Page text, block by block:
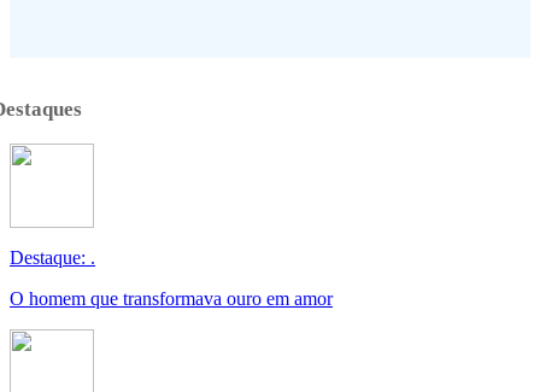
Destaque: .
O homem que transformava ouro em amor